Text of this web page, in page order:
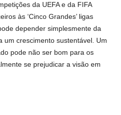
da UEFA e da FIFA
às ‘Cinco Grandes’ ligas
depender simplesmente da
um crescimento sustentável. Um
pode não ser bom para os
se prejudicar a visão em